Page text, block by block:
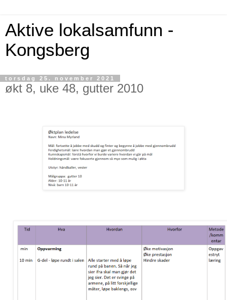
Aktive lokalsamfunn -
Kongsberg
torsdag 25. november 2021
økt 8, uke 48, gutter 2010